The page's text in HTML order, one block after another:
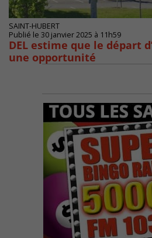
SAINT-HUBERT
Publié le 30 janvier 2025 à 11h59
DEL estime que le départ
une opportunité